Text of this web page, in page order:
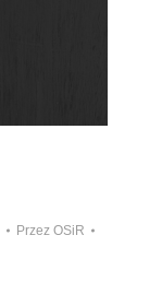
Przez OSiR